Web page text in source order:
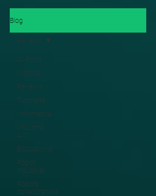
Blog
All Posts
Noticias
Reviews
Tutoriales
Informática
Industria
4.0
Educacional
Robot
industrial
Robots
collaborativos
Reviews